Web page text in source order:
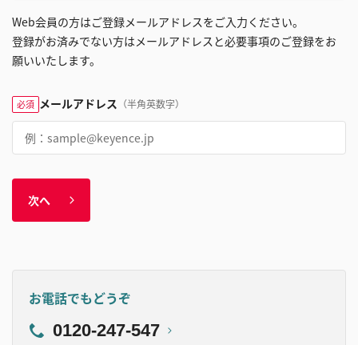
Web会員の方はご登録メールアドレスをご入力ください。
登録がお済みでない方はメールアドレスと必要事項のご登録をお
願いいたします。
必須 メールアドレス （半角英数字）
次へ
お電話でもどうぞ
0120-247-547